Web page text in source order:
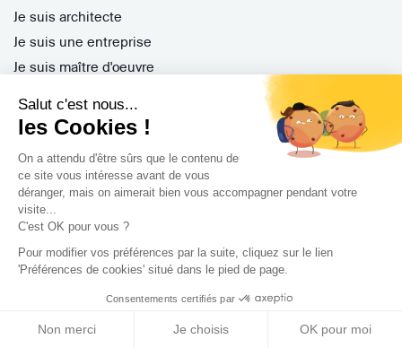
Salut c'est nous...
les Cookies !
On a attendu d'être sûrs que le contenu de
ce site vous intéresse avant de vous
déranger, mais on aimerait bien vous accompagner pendant votre
visite...
C'est OK pour vous ?
Pour modifier vos préférences par la suite, cliquez sur le lien
'Préférences de cookies' situé dans le pied de page.
Consentements certifiés par
Non merci Je choisis OK pour moi
Je suis architecte
Je suis une entreprise
Je suis maître d'oeuvre
Je suis décorateur
Je suis contractant général
Inscription pro
Parrainer ses entreprises
Encaisser ses factures
Questions Fréquentes